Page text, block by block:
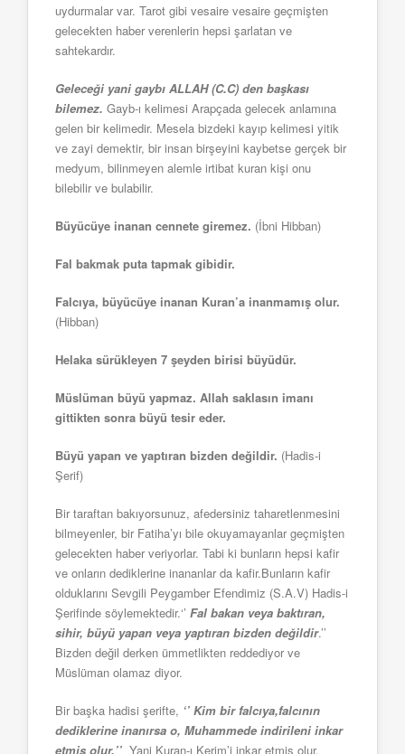
uydurmalar var. Tarot gibi vesaire vesaire geçmişten
gelecekten haber verenlerin hepsi şarlatan ve
sahtekardır.
Geleceği yani gaybı ALLAH (C.C) den başkası
bilemez. Gayb-ı kelimesi Arapçada gelecek anlamına
gelen bir kelimedir. Mesela bizdeki kayıp kelimesi yitik
ve zayi demektir, bir insan birşeyini kaybetse gerçek bir
medyum, bilinmeyen alemle irtibat kuran kişi onu
bilebilir ve bulabilir.
Büyücüye inanan cennete giremez. (İbni Hibban)
Fal bakmak puta tapmak gibidir.
Falcıya, büyücüye inanan Kuran’a inanmamış olur.
(Hibban)
Helaka sürükleyen 7 şeyden birisi büyüdür.
Müslüman büyü yapmaz. Allah saklasın imanı
gittikten sonra büyü tesir eder.
Büyü yapan ve yaptıran bizden değildir. (Hadis-i
Şerif)
Bir taraftan bakıyorsunuz, afedersiniz taharetlenmesini
bilmeyenler, bir Fatiha’yı bile okuyamayanlar geçmişten
gelecekten haber veriyorlar. Tabi ki bunların hepsi kafir
ve onların dediklerine inananlar da kafir.Bunların kafir
olduklarını Sevgili Peygamber Efendimiz (S.A.V) Hadis-i
Şerifinde söylemektedir.‘’ Fal bakan veya baktıran,
sihir, büyü yapan veya yaptıran bizden değildir.’’
Bizden değil derken ümmetlikten reddediyor ve
Müslüman olamaz diyor.
Bir başka hadisi şerifte, ‘’ Kim bir falcıya,falcının
dediklerine inanırsa o, Muhammede indirileni inkar
etmiş olur.’’ Yani Kuran-ı Kerim’i inkar etmiş olur,